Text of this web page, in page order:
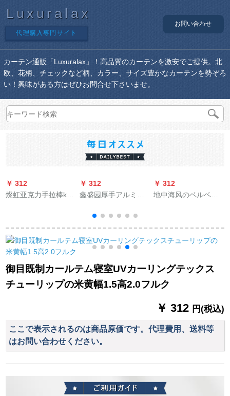
Luxuralax
代理購入専門サイト
お問い合わせ
カーテン通販「Luxuralax」！高品質のカーテンを激安でご提供。北
欧、花柄、チェックなど柄、カラー、サイズ豊かなカーテンを勢ぞろ
い！興味がある方はぜひお問合せ下さいませ。
￥ 312
燦虹亚克力手拉棒ka-
拉レバレン主臥推レ
バー5つの星ホテルカ
ーリング部品メ-ルカ-
ル直販アルミナ灰色
(1メトール値の段、
サズソーダ)
￥ 312
鑫盛园厚手アルミン
レ-ルレ-ルレ-ルモ-ル
ノレ-ル上にアプリケ-
ド版バラ金スタ-ルを
取ります。
￥ 312
地中海风のベルベル
ングのテーリングリ
ングリングリングリ
给部屋の窓カーリン
グリングリングリン
グシステムド1メ`ト
御目既制カールテム寝室UVカーリングテックス
チューリップの米黄幅1.5高2.0フルク
￥ 312 円(税込)
ここで表示されるのは商品原価です。代理費用、送料等
はお問い合わせください。